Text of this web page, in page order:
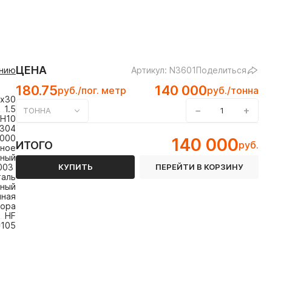
1.5
/ ГОСТ 8645-68
HF
ЦЕНА Артикул: N3601Поделиться
180.75руб./пог. метр 140 000руб./тонна
ТОННА − +
ИТОГО 140 000руб.
КУПИТЬ ПЕРЕЙТИ В КОРЗИНУ